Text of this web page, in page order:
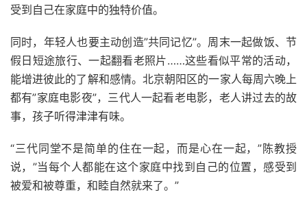
受到自己在家庭中的独特价值。
同时，年轻人也要主动创造”共同记忆”。周末一起做饭、节
假日短途旅行、一起翻看老照片……这些看似平常的活动，
能增进彼此的了解和感情。北京朝阳区的一家人每周六晚上
都有”家庭电影夜”，三代人一起看老电影，老人讲过去的故
事，孩子听得津津有味。
“三代同堂不是简单的住在一起，而是心在一起，”陈教授
说，”当每个人都能在这个家庭中找到自己的位置，感受到
被爱和被尊重，和睦自然就来了。”